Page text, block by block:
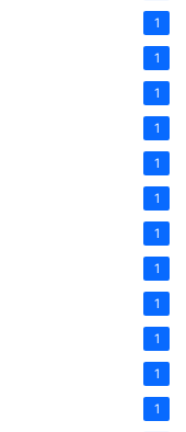
1
1
1
1
1
1
1
1
1
1
1
1